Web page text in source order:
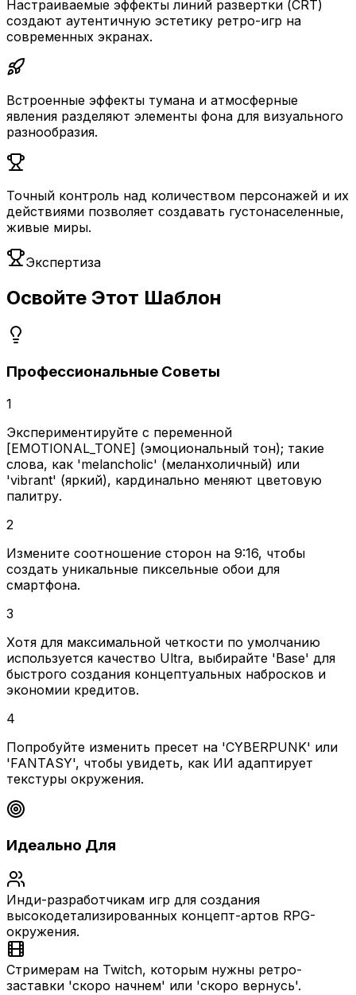
Настраиваемые эффекты линий развертки (CRT)
создают аутентичную эстетику ретро-игр на
современных экранах.
Встроенные эффекты тумана и атмосферные
явления разделяют элементы фона для визуального
разнообразия.
Точный контроль над количеством персонажей и их
действиями позволяет создавать густонаселенные,
живые миры.
Экспертиза
Освойте Этот Шаблон
Профессиональные Советы
1
Экспериментируйте с переменной
[EMOTIONAL_TONE] (эмоциональный тон); такие
слова, как 'melancholic' (меланхоличный) или
'vibrant' (яркий), кардинально меняют цветовую
палитру.
2
Измените соотношение сторон на 9:16, чтобы
создать уникальные пиксельные обои для
смартфона.
3
Хотя для максимальной четкости по умолчанию
используется качество Ultra, выбирайте 'Base' для
быстрого создания концептуальных набросков и
экономии кредитов.
4
Попробуйте изменить пресет на 'CYBERPUNK' или
'FANTASY', чтобы увидеть, как ИИ адаптирует
текстуры окружения.
Идеально Для
Инди-разработчикам игр для создания
высокодетализированных концепт-артов RPG-
окружения.
Стримерам на Twitch, которым нужны ретро-
заставки 'скоро начнем' или 'скоро вернусь'.